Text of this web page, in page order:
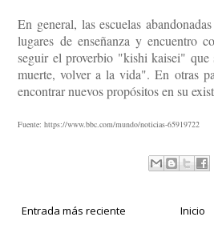
En general, las escuelas
lugares de enseñanza y encuentro
seguir el proverbio "kishi kaisei" que
muerte, volver a la vida". En otras
encontrar nuevos propósitos en su
Fuente: https://www.bbc.com/mundo/noticias-65919722
Entrada más reciente Inicio